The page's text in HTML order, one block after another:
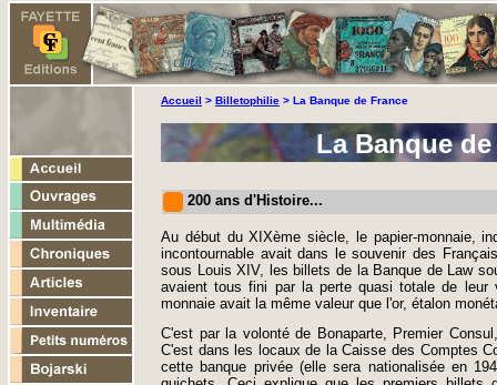
200 ans d'Histoire...
Au début du XIXème siècle, le papier-monnaie,
incontournable avait dans le souvenir des
sous Louis XIV, les billets de la Banque de Law
avaient tous fini par la perte quasi totale de leur
monnaie avait la même valeur que l'or, étalon
C'est par la volonté de Bonaparte, Premier
C'est dans les locaux de la Caisse des Comptes
cette banque privée (elle sera nationalisée en
La Banque
Accueil > Billetophilie > La Banque de France